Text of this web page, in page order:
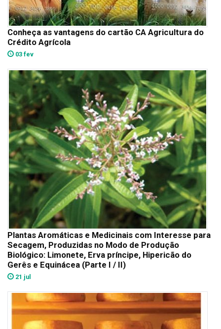
Conheça as vantagens do cartão CA Agricultura do
Crédito Agrícola
03 fev
Plantas Aromáticas e Medicinais com Interesse para
Secagem, Produzidas no Modo de Produção
Biológico: Limonete, Erva príncipe, Hipericão do
Gerês e Equinácea (Parte I / II)
21 jul